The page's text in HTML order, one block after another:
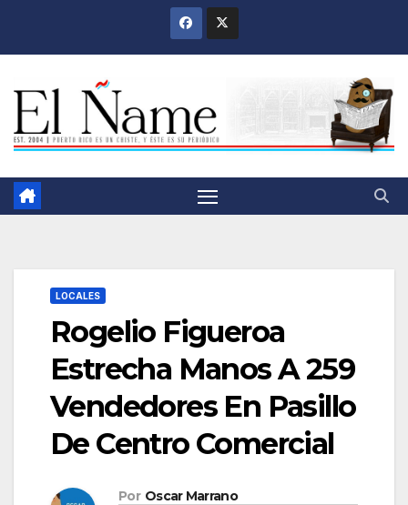
LOCALES
Rogelio Figueroa
Estrecha Manos A 259
Vendedores En Pasillo
De Centro Comercial
Por Oscar Marrano